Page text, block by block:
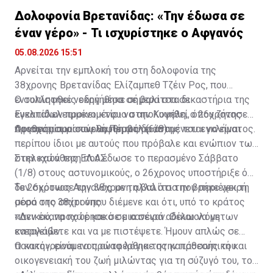
Δολοφονία Βρετανίδας: «Την έδωσα σε
έναν γέρο» - Τι ισχυρίστηκε ο Αφγανός
05.08.2026 15:51
Αρνείται την εμπλοκή του στη δολοφονία της
38χρονης Βρετανίδας Ελίζαμπεθ Τζέιν Ρος, που
εντοπίστηκε νεκρή μέσα σε βαλίτσα σε
εγκαταλελειμμένο κτίριο στην Κυψέλη, ο 26χρονος
Αφγανός που συνελήφθη ως δράστης του εγκλήματος.
Ο συλληφθείς οδηγήθηκε σήμερα στα δικαστήρια της
Ευελπίδων προκειμένου να απολογηθεί, όπου ζήτησε
προθεσμία για αύριο, Πέμπτη (6/8).
Οι ισχυρισμοί που θα προβάλει αναμένεται να είναι
περίπου ίδιοι με αυτούς που πρόβαλε και ενώπιον των
στελεχών της ΕΛ.ΑΣ.
Στην κατάθεση που έδωσε το περασμένο Σάββατο
(1/8) στους αστυνομικούς, ο 26χρονος υποστήριξε ότι
δεν σκότωσε την 38χρονη αλλά ότι την βρήκε νεκρή
μέσα στο σπίτι όπου διέμενε και ότι, υπό το κράτος
πανικού, προχώρησε σε μια σειρά αδικαιολόγητων
ενεργειών.
Το 26χρονος Αφγανός με τη βαλίτσα που περιέχει τη
σορό της 38χρονης:
«Δεν έκανα ποτέ κακό σε κανέναν. Θέλω να με
καταλάβετε και να με πιστέψετε. Ήμουν απλώς σε
πανικό», είναι τα πρώτα λόγια της κατάθεσής του.
Ο κατηγορούμενος αναφέρθηκε στην προσωπική και
οικογενειακή του ζωή μιλώντας για τη σύζυγό του, το